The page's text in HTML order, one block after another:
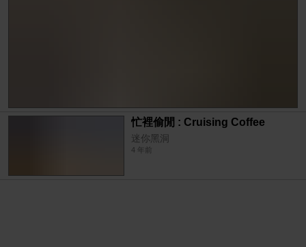
忙裡偷閒 : Cruising Coffee
迷你黑洞
4 年前